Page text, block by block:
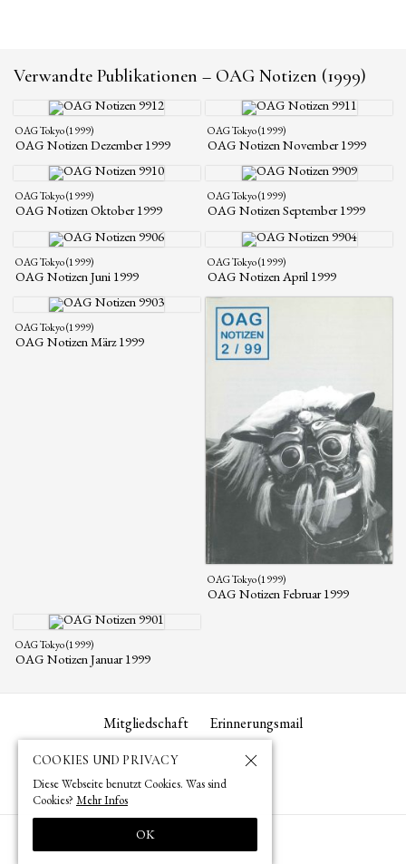
Verwandte Publikationen – OAG Notizen (1999)
OAG Tokyo (1999)
OAG Notizen Dezember 1999
OAG Tokyo (1999)
OAG Notizen November 1999
OAG Tokyo (1999)
OAG Notizen Oktober 1999
OAG Tokyo (1999)
OAG Notizen September 1999
OAG Tokyo (1999)
OAG Notizen Juni 1999
OAG Tokyo (1999)
OAG Notizen April 1999
OAG Tokyo (1999)
OAG Notizen März 1999
OAG Tokyo (1999)
OAG Notizen Februar 1999
OAG Tokyo (1999)
OAG Notizen Januar 1999
Mitgliedschaft Erinnerungsmail
COOKIES UND PRIVACY
Diese Webseite benutzt Cookies. Was sind
Cookies? Mehr Infos
OK